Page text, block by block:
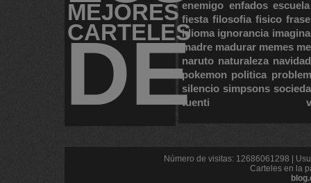
MEJORES
CARTELES
DE
enemigo enfados escuela
fiesta filosofia fisico
idioma ignorancia
madre madurar memes
naruto naturaleza navidad
pokemon politica
silencio simpsons
tuenti
Número de visitas: 12686061298 |
Carteles en la